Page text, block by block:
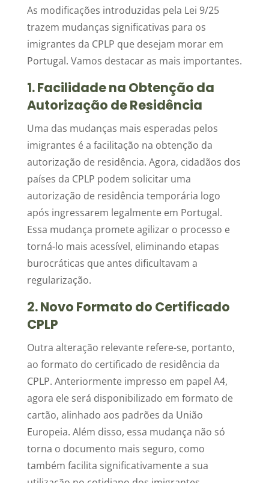
As modificações introduzidas pela Lei 9/25
trazem mudanças significativas para os
imigrantes da CPLP que desejam morar em
Portugal. Vamos destacar as mais importantes.
1. Facilidade na Obtenção da
Autorização de Residência
Uma das mudanças mais esperadas pelos
imigrantes é a facilitação na obtenção da
autorização de residência. Agora, cidadãos dos
países da CPLP podem solicitar uma
autorização de residência temporária logo
após ingressarem legalmente em Portugal.
Essa mudança promete agilizar o processo e
torná-lo mais acessível, eliminando etapas
burocráticas que antes dificultavam a
regularização.
2. Novo Formato do Certificado
CPLP
Outra alteração relevante refere-se, portanto,
ao formato do certificado de residência da
CPLP. Anteriormente impresso em papel A4,
agora ele será disponibilizado em formato de
cartão, alinhado aos padrões da União
Europeia. Além disso, essa mudança não só
torna o documento mais seguro, como
também facilita significativamente a sua